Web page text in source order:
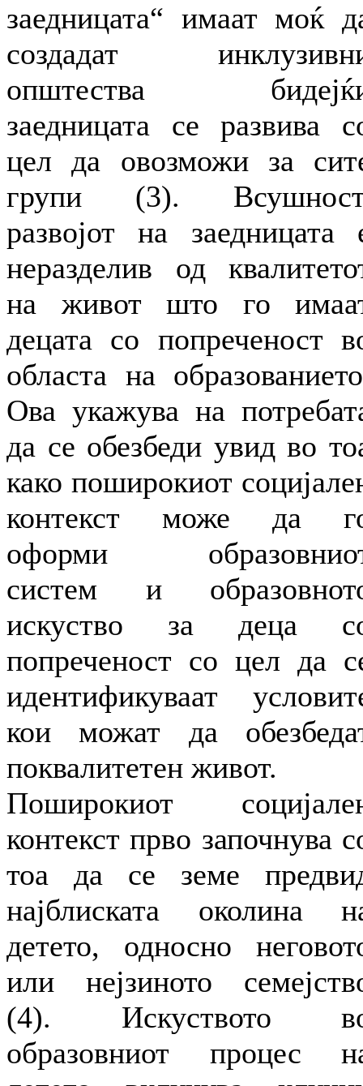
заедницата“ имаат моќ
создадат
општества
заедницата се развива
цел да овозможи за
групи (3).
развојот на заедницата
неразделив од
на живот што го
децата со попреченост
областа на
Ова укажува на
да се обезбеди увид во
како поширокиот
контекст може да
оформи
систем и
искуство за деца
попреченост со цел да
идентификуваат
кои можат да
поквалитетен живот.
Поширокиот
контекст прво започнува
тоа да се земе
најблиската околина
детето, односно
или нејзиното
(4). Искуството
образовниот процес